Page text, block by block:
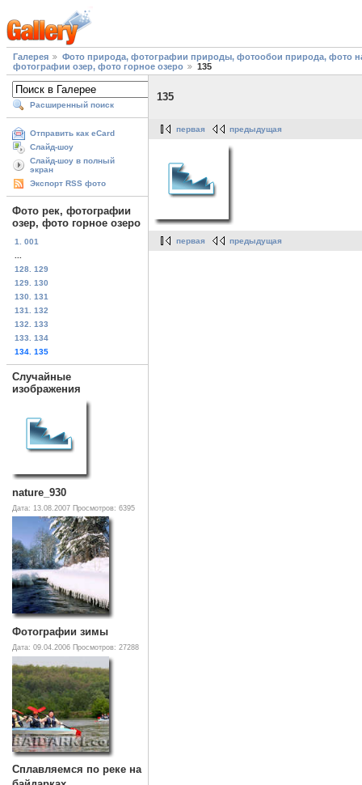
Галерея
Фото природа, фотографии природы, фотообои природа, фото
фотографии озер, фото горное озеро
135
Расширенный поиск
Отправить как eCard
Слайд-шоу
Слайд-шоу в полный
экран
Экспорт RSS фото
Фото рек, фотографии
озер, фото горное озеро
1. 001
128. 129
129. 130
130. 131
131. 132
132. 133
133. 134
134. 135
Случайные
изображения
nature_930
Дата: 13.08.2007 Просмотров: 6395
Фотографии зимы
Дата: 09.04.2006 Просмотров: 27288
Сплавляемся по реке на
135
первая предыдущая
первая предыдущая